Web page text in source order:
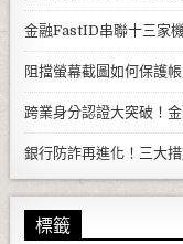
金融FastID串聯十三家
阻擋螢幕截圖如何保護
跨業身分認證大突破！
銀行防詐再進化！三大
標籤